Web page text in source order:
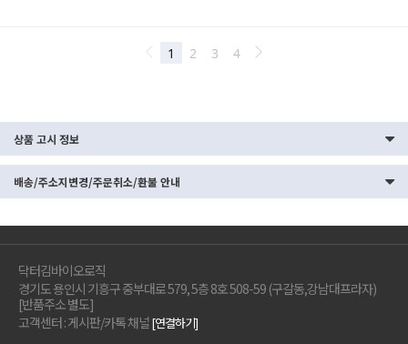
상품 고시 정보
배송/주소지변경/주문취소/환불 안내
닥터김바이오로직
경기도 용인시 기흥구 중부대로 579, 5층 8호 508-59 (구갈동,강남대프라자)
[반품주소 별도]
고객센터 : 게시판/카톡 채널[연결하기]